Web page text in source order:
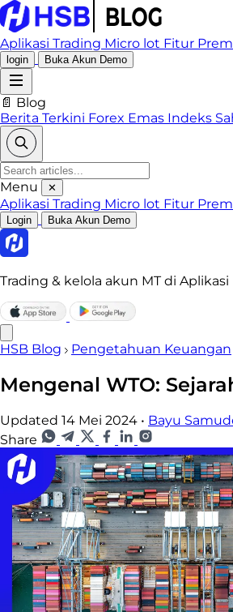
Aplikasi Trading Micro lot Fitur
login Buka Akun Demo
📄 Blog
Berita Terkini Forex Emas Indeks
Menu ✕
Aplikasi Trading Micro lot Fitur
Login Buka Akun Demo
Trading & kelola akun MT di Aplikasi
HSB Blog Pengetahuan Keuangan
Mengenal WTO:
Updated 14 Mei 2024 • Bayu
Share